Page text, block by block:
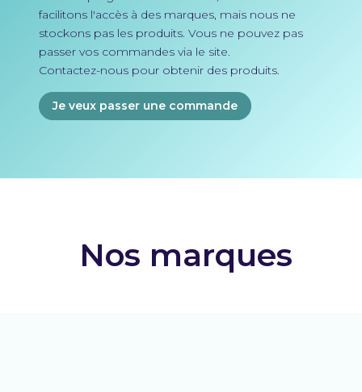
facilitons l'accès à des marques, mais nous ne
stockons pas les produits. Vous ne pouvez pas
passer vos commandes via le site.
Contactez-nous pour obtenir des produits.
Je veux passer une commande
Nos marques